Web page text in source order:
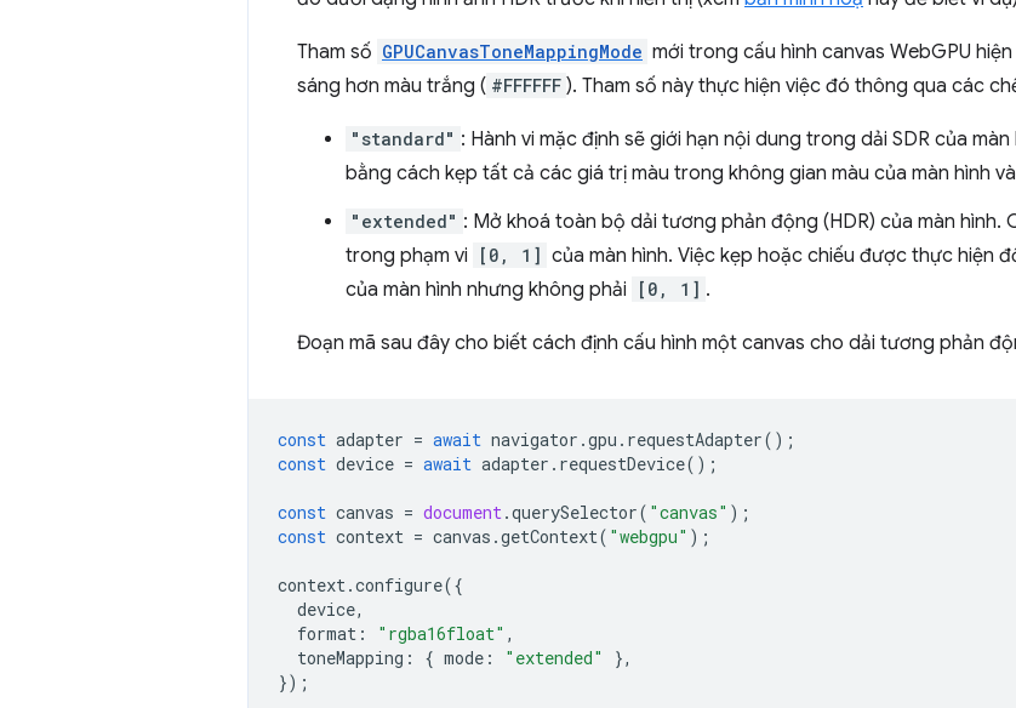
Tham số GPUCanvasToneMappingMode mới trong cấu hình canvas WebGPU
sáng hơn màu trắng ( #FFFFFF ). Tham số này thực hiện việc đó thông qua các
"standard" : Hành vi mặc định sẽ giới hạn nội dung trong dải SDR của
bằng cách kẹp tất cả các giá trị màu trong không gian màu của màn hình
"extended" : Mở khoá toàn bộ dải tương phản động (HDR) của màn hình.
trong phạm vi [0, 1] của màn hình. Việc kẹp hoặc chiếu được thực hiện
của màn hình nhưng không phải
[0, 1] .
Đoạn mã sau đây cho biết cách định cấu hình một canvas cho dải tương phản
const adapter = await navigator .gpu . requestAdapter();
const device = await adapter . requestDevice();
const canvas = document.querySelector( "canvas" );
const context = canvas .getContext( "webgpu" );
context.configure({
device,
format : "rgba16float" ,
toneMapping : { mode : "extended"
},
});